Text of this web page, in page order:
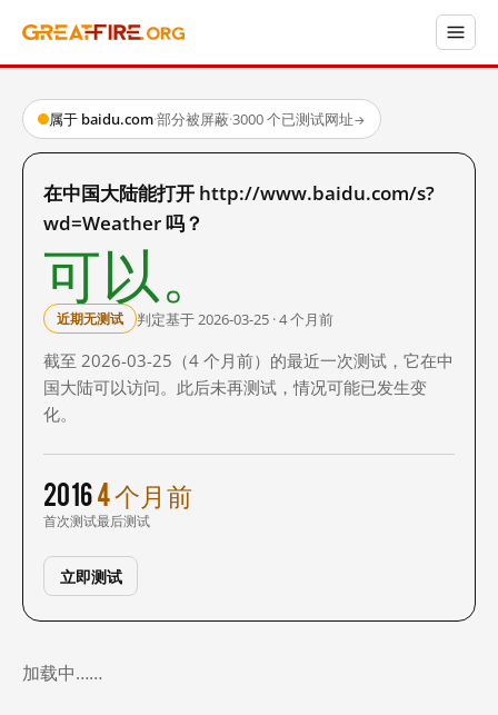
属于 baidu.com·部分被屏蔽·3000 个已测试网址→
在中国大陆能打开 http://www.baidu.com/s?
wd=Weather 吗？
可以。
近期无测试 判定基于 2026-03-25 · 4 个月前
截至 2026-03-25（4 个月前）的最近一次测试，它在中
国大陆可以访问。此后未再测试，情况可能已发生变
化。
2016
首次测试
4 个月前
最后测试
立即测试
加载中……